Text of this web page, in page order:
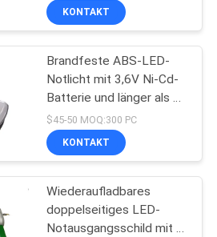
20
KONTAKT
Brandfeste ABS-LED-
Notlicht mit 3,6V Ni-Cd-
Batterie und länger als 3
Stunden Dauer
$45-50 MOQ:300 PC
KONTAKT
Wiederaufladbares
doppelseitiges LED-
Notausgangsschild mit 3